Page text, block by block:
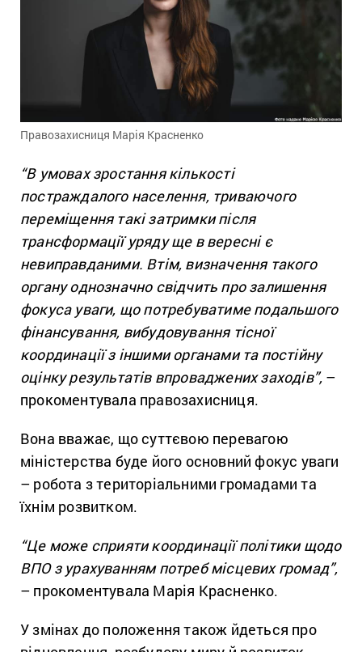
Правозахисниця Марія Красненко
“В умовах зростання кількості
постраждалого населення, триваючого
переміщення такі затримки після
трансформації уряду ще в вересні є
невиправданими. Втім, визначення такого
органу однозначно свідчить про залишення
фокуса уваги, що потребуватиме подальшого
фінансування, вибудовування тісної
координації з іншими органами та постійну
оцінку результатів впроваджених заходів”, –
прокоментувала правозахисниця.
Вона вважає, що суттєвою перевагою
міністерства буде його основний фокус уваги
– робота з територіальними громадами та
їхнім розвитком.
“Це може сприяти координації політики щодо
ВПО з урахуванням потреб місцевих громад”,
– прокоментувала Марія Красненко.
У змінах до положення також йдеться про